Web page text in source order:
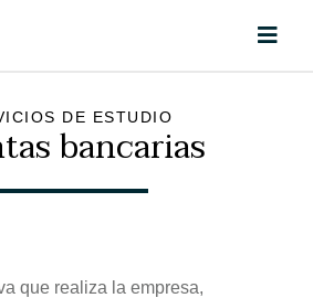
DE ESTUDIO
bancarias
que realiza la empresa,